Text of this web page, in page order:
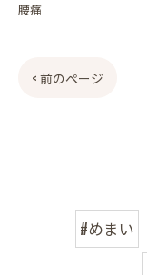
腰痛
< 前のページ
#めまい